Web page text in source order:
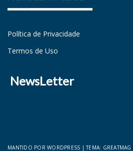
Política de Privacidade
Termos de Uso
NewsLetter
MANTIDO POR WORDPRESS |TEMA: GREATMAG